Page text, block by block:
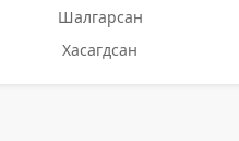
Шалгарсан
Хасагдсан